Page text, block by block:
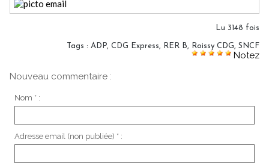
Lu 3148 fois
Tags : ADP, CDG Express, RER B, Roissy CDG, SNCF
Notez
Nouveau commentaire :
Nom * :
Adresse email (non publiée) * :